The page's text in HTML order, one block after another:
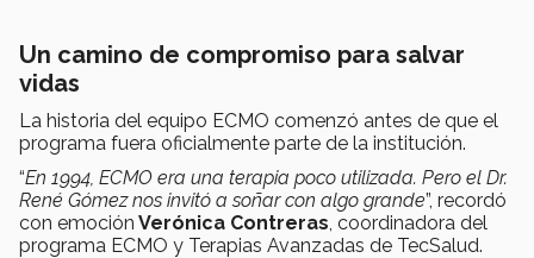
Un camino de compromiso para salvar
vidas
La historia del equipo ECMO comenzó antes de que el
programa fuera oficialmente parte de la institución.
“En 1994, ECMO era una terapia poco utilizada. Pero el Dr.
René Gómez nos invitó a soñar con algo grande”, recordó
con emoción Verónica Contreras , coordinadora del
programa ECMO y Terapias Avanzadas de TecSalud.